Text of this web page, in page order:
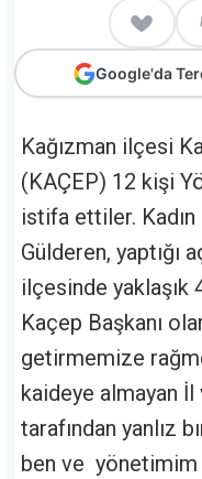
Google'da
Kağızman ilçesi
(KAÇEP) 12 kişi
istifa ettiler. Kadın
Gülderen, yaptığı
ilçesinde yaklaşık
Kaçep Başkanı
getirmemize
kaideye almayan İl
tarafından yanlız
ben ve yönetimim